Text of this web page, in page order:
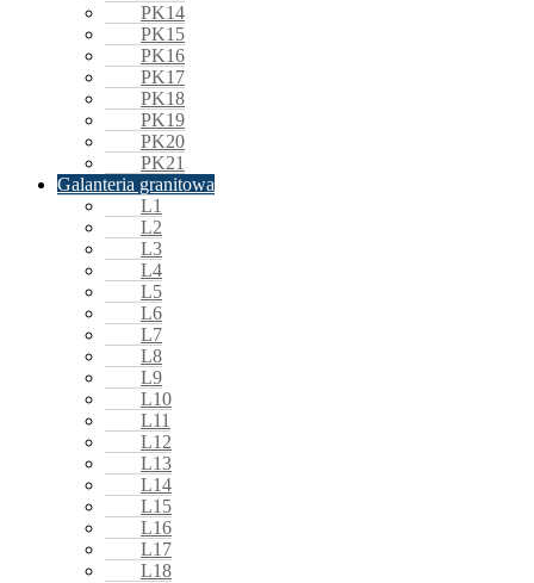
PK14
PK15
PK16
PK17
PK18
PK19
PK20
PK21
Galanteria granitowa
L1
L2
L3
L4
L5
L6
L7
L8
L9
L10
L11
L12
L13
L14
L15
L16
L17
L18